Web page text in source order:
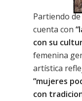
Partiendo
cuenta con
con su
femenina
artística
“mujeres
con